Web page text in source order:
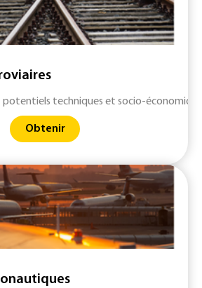
potentiels techniques et socio-
Obtenir